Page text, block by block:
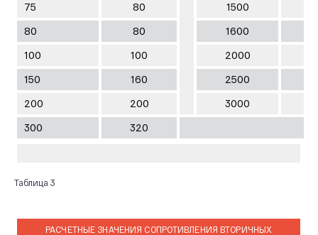
75
80 1500
80
80 1600
100
100 2000
150
160 2500
200
200 3000
300
320
Таблица 3
РАСЧЕТНЫЕ ЗНАЧЕНИЯ СОПРОТИВЛЕНИЯ ВТОРИЧНЫХ